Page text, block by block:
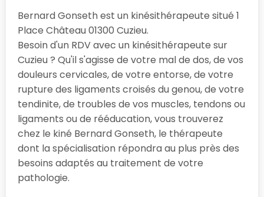
Bernard Gonseth est un kinésithérapeute situé 1
Place Château 01300 Cuzieu.
Besoin d'un RDV avec un kinésithérapeute sur
Cuzieu ? Qu'il s'agisse de votre mal de dos, de vos
douleurs cervicales, de votre entorse, de votre
rupture des ligaments croisés du genou, de votre
tendinite, de troubles de vos muscles, tendons ou
ligaments ou de rééducation, vous trouverez
chez le kiné Bernard Gonseth, le thérapeute
dont la spécialisation répondra au plus près des
besoins adaptés au traitement de votre
pathologie.